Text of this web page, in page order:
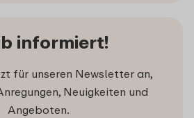
informiert!
für unseren Newsletter an,
Neuigkeiten und
Angeboten.